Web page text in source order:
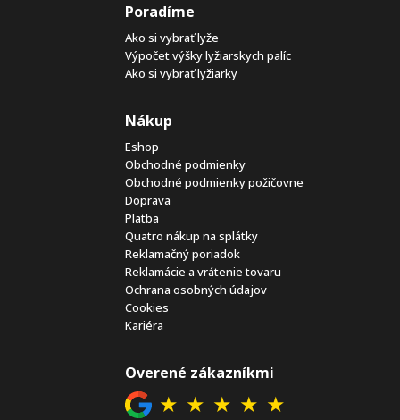
Poradíme
Ako si vybrať lyže
Výpočet výšky lyžiarskych palíc
Ako si vybrať lyžiarky
Nákup
Eshop
Obchodné podmienky
Obchodné podmienky požičovne
Doprava
Platba
Quatro nákup na splátky
Reklamačný poriadok
Reklamácie a vrátenie tovaru
Ochrana osobných údajov
Cookies
Kariéra
Overené zákazníkmi
★ ★ ★ ★ ★